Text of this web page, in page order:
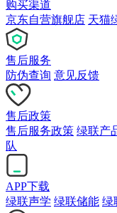
购买渠道
京东自营旗舰店 天猫
售后服务
防伪查询 意见反馈
售后政策
售后服务政策 绿联产
队
APP下载
绿联声学 绿联储能 绿